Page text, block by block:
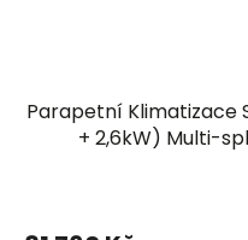
Parapetní Klimatizace
+ 2,6kW) Multi-